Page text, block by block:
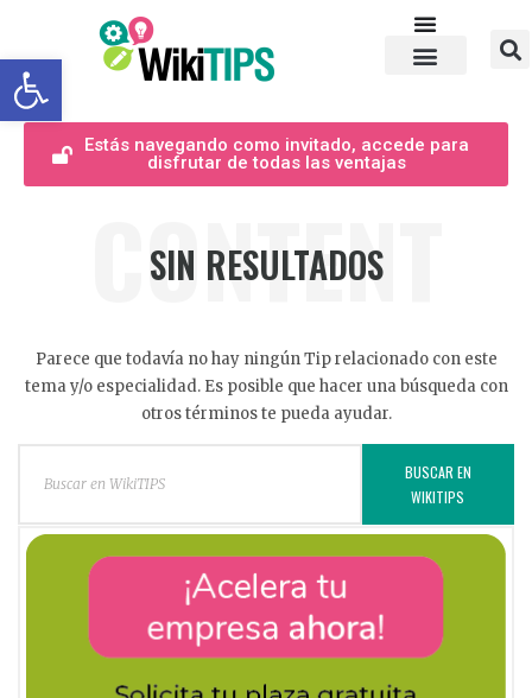
Abrir barra de herramientas
Estás navegando como invitado, accede para
disfrutar de todas las ventajas
CONTENT
SIN RESULTADOS
Parece que todavía no hay ningún Tip relacionado con este
tema y/o especialidad. Es posible que hacer una búsqueda con
otros términos te pueda ayudar.
BUSCAR EN
WIKITIPS